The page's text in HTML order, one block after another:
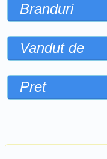
Branduri
Vandut de
Pret